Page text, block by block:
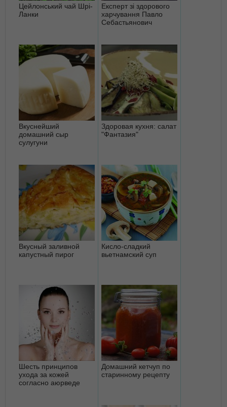
Цейлонський чай Шрі-
Ланки
Експерт зі здорового
харчування Павло
Себастьянович
Вкуснейший
домашний сыр
сулугуни
Здоровая кухня: салат
"Фантазия"
Вкусный заливной
капустный пирог
Кисло-сладкий
вьетнамский суп
Шесть принципов
ухода за кожей
согласно аюрведе
Домашний кетчуп по
старинному рецепту